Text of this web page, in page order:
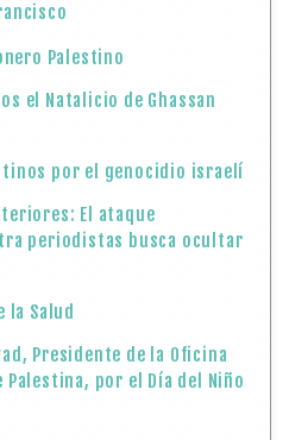
Palestino
el Natalicio de Ghassan
por el genocidio israelí
El ataque
periodistas busca ocultar
la Salud
Presidente de la Oficina
por el Día del Niño